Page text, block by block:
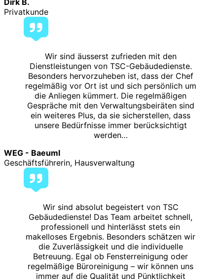
Privatkunde
Wir sind äusserst zufrieden mit den
Dienstleistungen von TSC-Gebäudedienste.
Besonders hervorzuheben ist, dass der Chef
regelmäßig vor Ort ist und sich persönlich um
die Anliegen kümmert. Die regelmäßigen
Gespräche mit den Verwaltungsbeiräten sind
ein weiteres Plus, da sie sicherstellen, dass
unsere Bedürfnisse immer berücksichtigt
werden…
WEG - Baeuml
Geschäftsführerin, Hausverwaltung
Wir sind absolut begeistert von TSC
Gebäudedienste! Das Team arbeitet schnell,
professionell und hinterlässt stets ein
makelloses Ergebnis. Besonders schätzen wir
die Zuverlässigkeit und die individuelle
Betreuung. Egal ob Fensterreinigung oder
regelmäßige Büroreinigung – wir können uns
immer auf die Qualität und Pünktlichkeit